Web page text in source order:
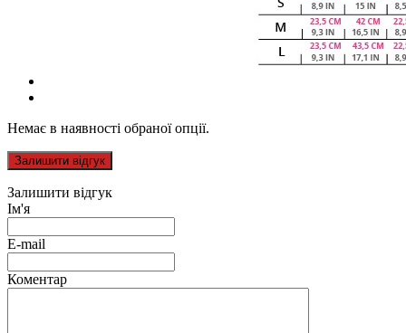
Немає в наявності обраної опції.
Залишити відгук
Залишити відгук
Ім'я
E-mail
Коментар